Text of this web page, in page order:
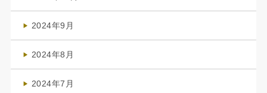
2024年9月
2024年8月
2024年7月